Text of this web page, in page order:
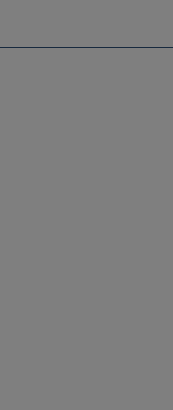
nuevanuevanueva
pestaña nueva